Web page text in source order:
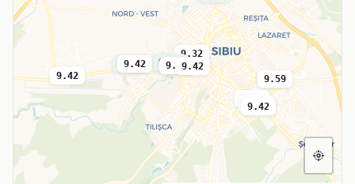
9.32
9.32
9.369.36
9.42
9.42
9.42
9.42
9.42
9.59